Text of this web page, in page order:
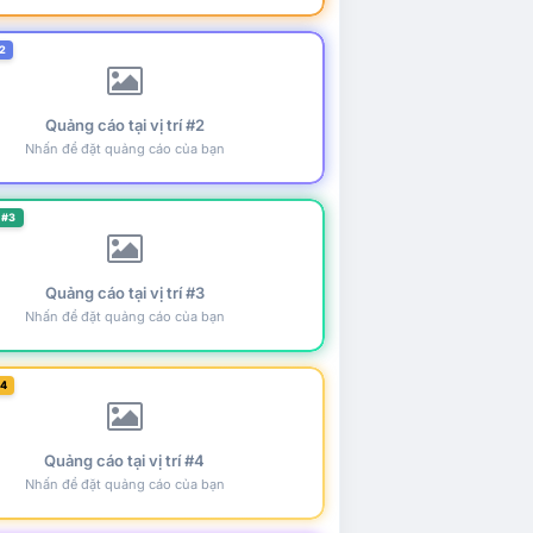
Quảng cáo tại vị trí #2
Nhấn để đặt quảng cáo của bạn
Quảng cáo tại vị trí #3
Nhấn để đặt quảng cáo của bạn
Quảng cáo tại vị trí #4
Nhấn để đặt quảng cáo của bạn